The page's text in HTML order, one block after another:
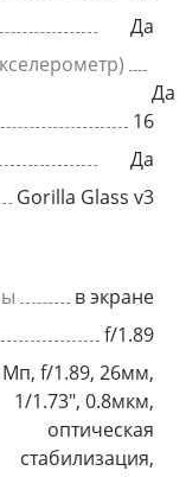
Да
Да
16
Да
Gorilla Glass v3
в экране
f/1.89
Мп, f/1.89, 26мм,
1/1.73", 0.8мкм,
оптическая
стабилизация,